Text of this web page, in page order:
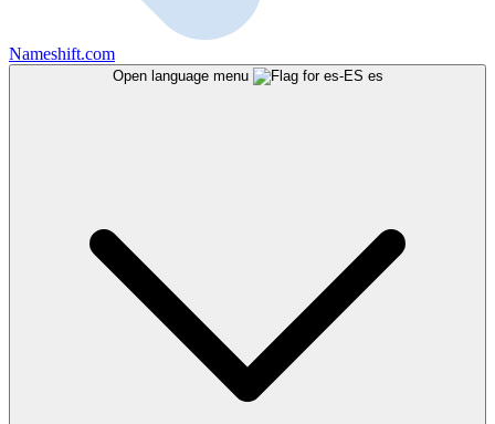
Nameshift.com
Open language menu es